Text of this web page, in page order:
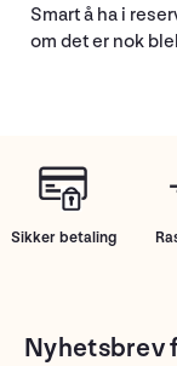
Smart å ha i
om det er nok
Sikker betaling
Nyhetsbrev